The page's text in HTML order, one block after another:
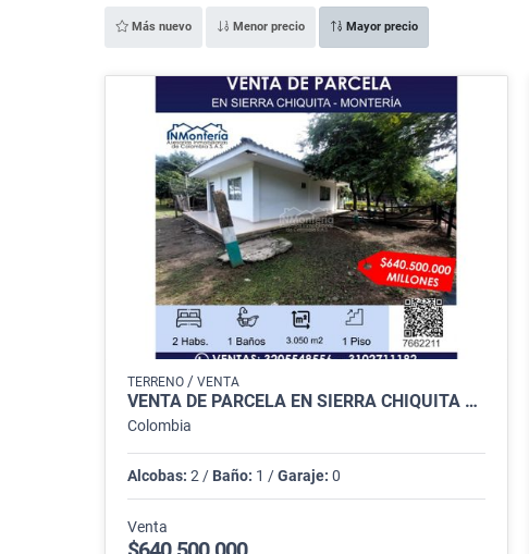
Más nuevo Menor precio Mayor precio
TERRENO / VENTA
VENTA DE PARCELA EN SIERRA CHIQUITA DE MONTERIA
Colombia
Alcobas: 2 / Baño: 1 /Garaje: 0
Venta